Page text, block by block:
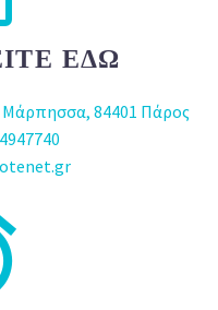
ΕΔΩ
Μάρπησσα, 84401 Πάρος